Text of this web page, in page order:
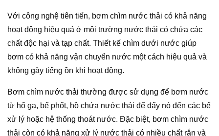
Với công nghệ tiên tiến, bơm chìm nước thải có khả năng
hoạt động hiệu quả ở môi trường nước thải có chứa các
chất độc hại và tạp chất. Thiết kế chìm dưới nước giúp
bơm có khả năng vận chuyển nước một cách hiệu quả và
không gây tiếng ồn khi hoạt động.
Bơm chìm nước thải thường được sử dụng để bơm nước
từ hố ga, bể phốt, hồ chứa nước thải để đẩy nó đến các bể
xử lý hoặc hệ thống thoát nước. Đặc biệt, bơm chìm nước
thải còn có khả năng xử lý nước thải có nhiều chất rắn và